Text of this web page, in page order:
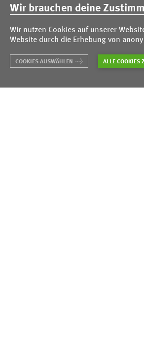
Satzung
TPO
Wir brauchen deine
Wir nutzen Cookies auf unserer
Website durch die Erhebung von
ALLE COOKIES
COOKIES AUSWÄHLEN